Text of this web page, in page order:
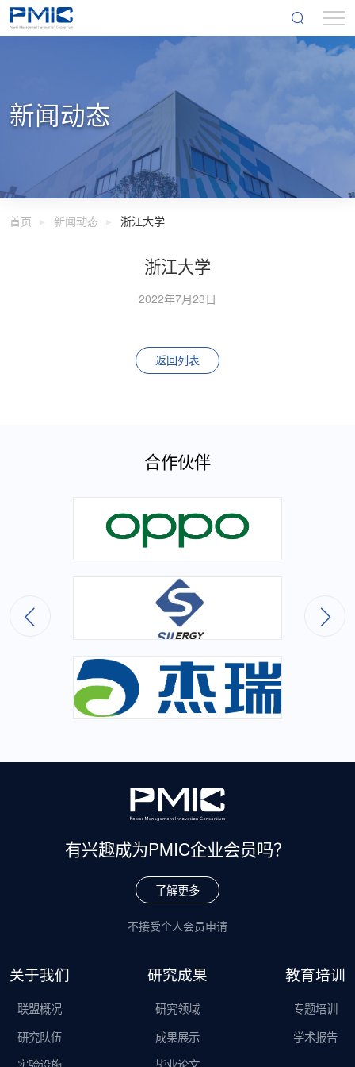
新闻动态
首页 新闻动态 浙江大学
浙江大学
2022年7月23日
返回列表
合作伙伴
有兴趣成为PMIC企业会员吗？
了解更多
不接受个人会员申请
关于我们
联盟概况
研究队伍
研究成果
研究领域
成果展示
教育培训
专题培训
学术报告